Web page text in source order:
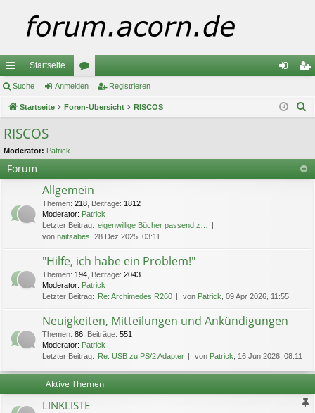
ch
ne
llz
ug
riff
Startseite
or
en m ist
n
Suche Anmelden Registrieren
Startseite Foren-Übersicht RISCOS
RISCOS
Moderator: Patrick
Forum
Allgemein
Themen: 218 Beiträge: 1812
Moderator: Patrick
Letzter Beitrag: eigenwillige Bücher passend z…
von naitsabes , 28 Dez 2025, 03:11
"Hilfe, ich habe ein Problem!"
Themen: 194 Beiträge: 2043
Moderator: Patrick
Letzter Beitrag:
Re: Archimedes R260 von Patrick , 09 Apr 2026, 11:55
Neuigkeiten, Mitteilungen und Ankündigungen
Themen: 86 Beiträge: 551
Moderator: Patrick
Letzter Beitrag:
Re: USB zu PS/2 Adapter von Patrick , 16 Jun 2026, 08:11
Aktive Themen
LINKLISTE